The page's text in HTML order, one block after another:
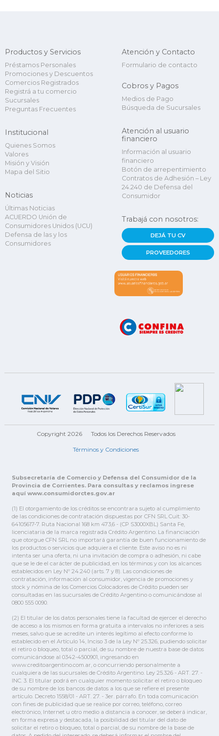
Productos y Servicios
Préstamos Personales
Promociones y Descuentos
Comercios Registrados
Registrá a tu comercio
Sucursales
Preguntas Frecuentes
Institucional
Quienes Somos
Valores
Misión y Visión
Mapa del Sitio
Noticias
Últimas Noticias
ACUERDO Unión de
Consumidores Unidos (UCU)
Defensa de las y los
Consumidores
Atención y Contacto
Formulario de contacto
Cobros y Pagos
Medios de Pago
Búsqueda de Sucursales
Atención al usuario
financiero
Información al usuario
financiero
Botón de arrepentimiento
Contratos de Adhesión – Ley
24.240 de Defensa del
Consumidor
Trabajá con nosotros:
DEJÁ TU CV
PROVEEDORES
Copyright 2026 Todos los Derechos Reservados
Términos y Condiciones
Subsecretaría de Comercio y Defensa del Consumidor de la
Provincia de Corrientes. Para consultas y reclamos ingrese
aquí www.consumidorctes.gov.ar
(1) El otorgamiento de los créditos se encontrara sujeto al cumplimiento
de las condiciones de contratación dispuestas por CFN SRL Cuit: 30-
64105617-7. Ruta Nacional 168 km 473,6 - (CP S3000XBL) Santa Fe,
licenciataria de la marca registrada Crédito Argentino. La financiación
que otorgue CFN SRL no importará garantía de buen funcionamiento de
los productos o servicios que adquiera el cliente. Este aviso no es ni
intenta ser una oferta, ni una invitación de compra o adhesión, ni cabe
que se le de el carácter de publicidad, en los términos y con los alcances
establecidos en Ley Nº 24.240 (arts. 7 y 8). Las condiciones de
contratación, información al consumidor, vigencia de promociones y
stock y nómina de los Comercios Colocadores de Crédito pueden ser
consultadas en las sucursales de Crédito Argentino o comunicándose al
0800 555 0090.
(2) El titular de los datos personales tiene la facultad de ejercer el derecho
de acceso a los mismos en forma gratuita a intervalos no inferiores a seis
meses, salvo que se acredite un interés legítimo al efecto conforme lo
establecido en el Artículo 14, Inciso 3 de la Ley Nº 25.326, pudiendo solicitar
el retiro o bloqueo, total o parcial, de su nombre de nuestra base de datos
comunicándose al 0342-4500901, ingresando en
www.creditoargentino.com.ar, o concurriendo personalmente a
cualquiera de las sucursales de Crédito Argentino. Ley 25.326 - ART. 27. -
INC. 3. El titular podrá en cualquier momento solicitar el retiro o bloqueo
de su nombre de los bancos de datos a los que se refiere el presente
artículo. Decreto 1558/01 - ART. 27. - 3er. párrafo. En toda comunicación
con fines de publicidad que se realice por correo, teléfono, correo
electrónico, Internet u otro medio a distancia a conocer, se deberá indicar,
en forma expresa y destacada, la posibilidad del titular del dato de
solicitar el retiro o bloqueo, total o parcial, de su nombre de la base de